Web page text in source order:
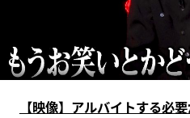
【映像】アルバイトする必